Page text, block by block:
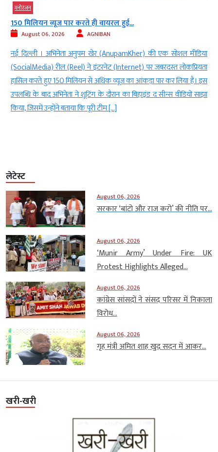
करते ही वायरल हुई...
AGNIBAN
अनुपम खेर (AnupamKher) की एक सोशल मीडिया
(Reel) ने इंटरनेट (Internet) पर जबरदस्त लोकप्रियता
मिलियन से अधिक व्यूज का आंकड़ा पार कर लिया है। इस
ने शूटिंग के दौरान का बिहाइंड द सीन्स वीडियो साझा
कि पूरी टीम […]
नई दिल्ली। सलमान
बॉस(popular reality
के बीच आने के लिए
प्रस्तावित है और हाल
लेटेस्ट
August 06, 2026
सरकार ‘बांटो और राज करो’ की नीति पर...
August 06, 2026
‘Munir Army’ Under Fire: UK
Protest Highlights Alleged...
August 06, 2026
कांग्रेस सांसदों ने संसद परिसर में निकाला
विरोध...
August 06, 2026
गृह मंत्री अमित शाह खुद सदन में आकर...
खरी-खरी